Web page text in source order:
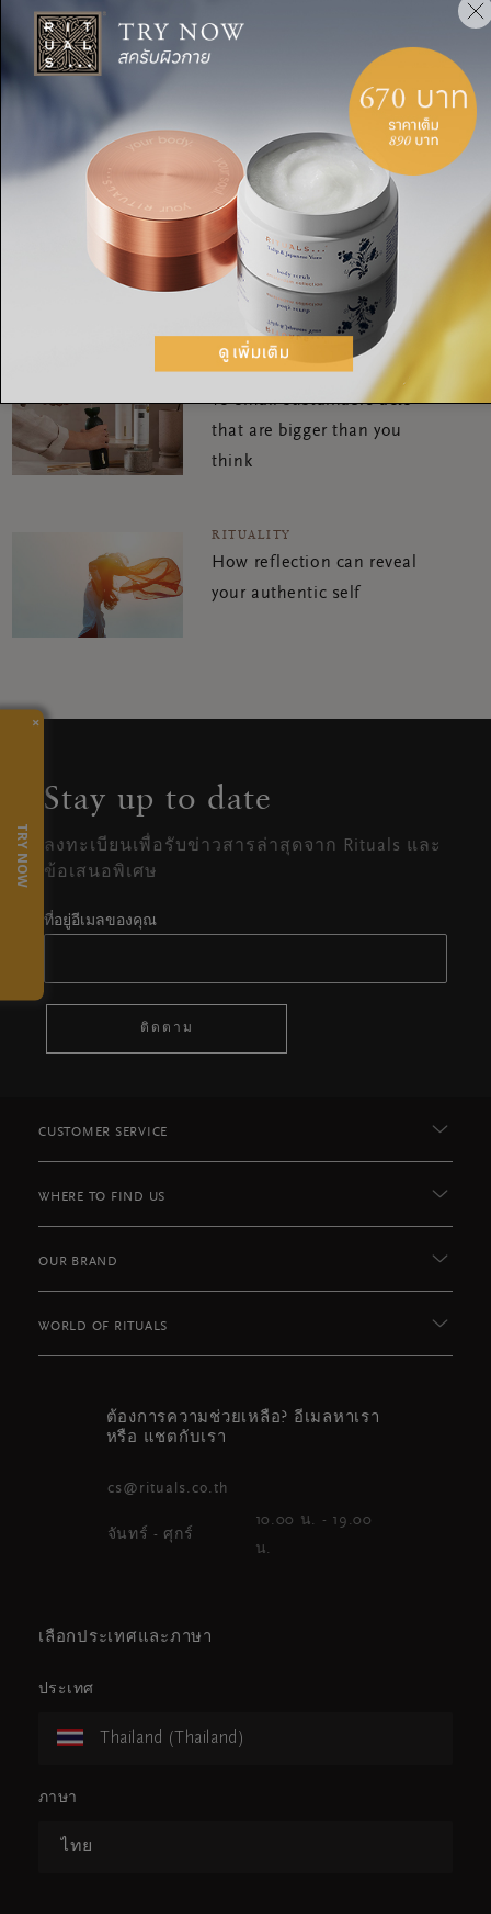
Meet the founding father
of Rituals, Raymond
Cloosterman!
RITUALITY
Meet our new mindfulness
ambassador, Ruby Wax
RITUALITY
10 small sustainable acts
that are bigger than you
think
RITUALITY
How reflection can reveal
your authentic self
×
TRY NOW
Stay up to date
ลงทะเบียนเพื่อรับข่าวสารล่าสุดจาก Rituals และ
ข้อเสนอพิเศษ
ที่อยู่อีเมลของคุณ
ติดตาม
CUSTOMER SERVICE
WHERE TO FIND US
OUR BRAND
WORLD OF RITUALS
ต้องการความช่วยเหลือ? อีเมลหาเรา
หรือ แชตกับเรา
cs@rituals.co.th
จันทร์ - ศุกร์
10.00 น. - 19.00
น.
เลือกประเทศและภาษา
ประเทศ
Thailand (Thailand)
ภาษา
ไทย